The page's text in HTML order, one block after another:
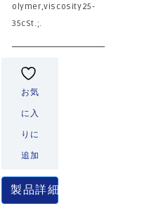
olymer,viscosity25-
35cSt.;.
お気
に入
りに
追加
製品詳細